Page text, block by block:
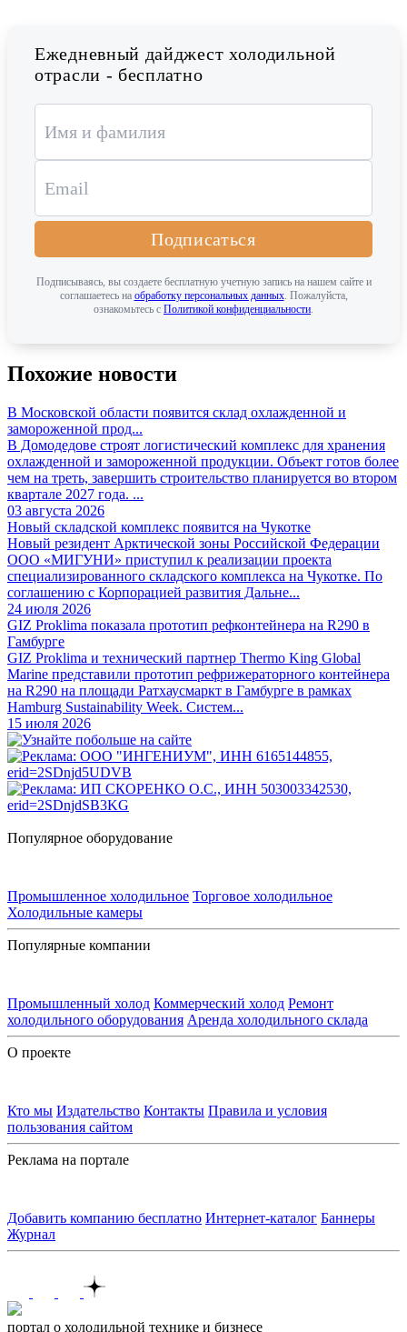
Ежедневный дайджест холодильной
отрасли - бесплатно
Подписаться
Подписываясь, вы создаете бесплатную учетную запись на нашем сайте и
соглашаетесь на обработку персональных данных. Пожалуйста,
ознакомьтесь с Политикой конфиденциальности.
Похожие новости
В Московской области появится склад охлажденной и
замороженной прод...
В Домодедове строят логистический комплекс для хранения
охлажденной и замороженной продукции. Объект готов более
чем на треть, завершить строительство планируется во втором
квартале 2027 года. ...
03 августа 2026
Новый складской комплекс появится на Чукотке
Новый резидент Арктической зоны Российской Федерации
ООО «МИГУНИ» приступил к реализации проекта
специализированного складского комплекса на Чукотке. По
соглашению с Корпорацией развития Дальне...
24 июля 2026
GIZ Proklima показала прототип рефконтейнера на R290 в
Гамбурге
GIZ Proklima и технический партнер Thermo King Global
Marine представили прототип рефрижераторного контейнера
на R290 на площади Ратхаусмаркт в Гамбурге в рамках
Hamburg Sustainability Week. Систем...
15 июля 2026
Популярное оборудование
Промышленное холодильное Торговое холодильное
Холодильные камеры
Популярные компании
Промышленный холод Коммерческий холод Ремонт
холодильного оборудования Аренда холодильного склада
О проекте
Кто мы Издательство Контакты Правила и условия
пользования сайтом
Реклама на портале
Добавить компанию бесплатно Интернет-каталог Баннеры
Журнал
портал о холодильной технике и бизнесе